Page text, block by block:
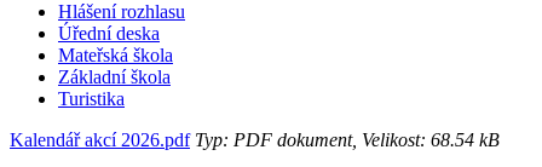
Hlášení rozhlasu
Úřední deska
Mateřská škola
Základní škola
Turistika
Kalendář akcí 2026.pdfTyp: PDF dokument, Velikost: 68.54 kB